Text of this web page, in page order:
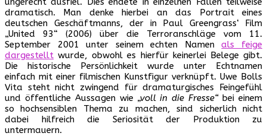
dramatisch. Man denke hierbei an das Portrait eines
deutschen Geschäftmanns, der in Paul Greengrass‘ Film
„United 93“ (2006) über die Terroranschläge vom 11.
September 2001 unter seinem echten Namenals feige
dargestellt wurde, obwohl es hierfür keinerlei Belege gibt.
Die historische Persönlichkeit wurde unter Echtnamen
einfach mit einer filmischen Kunstfigur verknüpft. Uwe Bolls
Vita steht nicht zwingend für dramaturgisches Feingefühl
und öffentliche Aussagen wie „voll in die Fresse“bei einem
so hochsensiblen Thema zu machen, sind sicherlich nicht
dabei hilfreich die Seriosität der Produktion zu
untermauern.